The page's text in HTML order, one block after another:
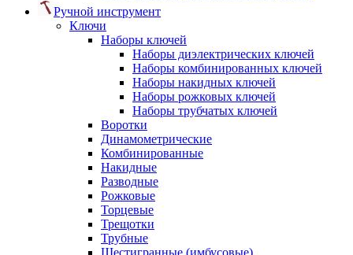
Ручной инструмент
Ключи
Наборы ключей
Наборы диэлектрических ключей
Наборы комбинированных ключей
Наборы накидных ключей
Наборы рожковых ключей
Наборы трубчатых ключей
Воротки
Динамометрические
Комбинированные
Накидные
Разводные
Рожковые
Торцевые
Трещотки
Трубные
Шестигранные (имбусовые)